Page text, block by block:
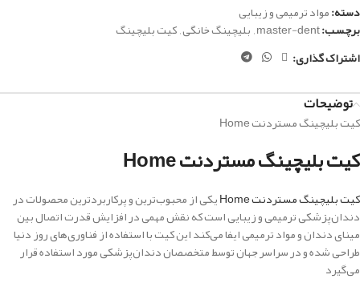
دسته:مواد ترمیمی و زیبایی
برچسب:master-dent
,بلیچینگ خانگی,کیت بلیچینگ
اشتراک گذاری:
توضیحات
کیت بلیچینگ مستردنت Home
کیت بلیچینگ مستردنت Home
کیت بلیچینگ مستردنت Home یکی از محبوب‌ترین و پرکاربردترین محصولات در
دندان‌پزشکی ترمیمی و زیبایی است که نقش مهمی در افزایش قدرت اتصال بین
مینای دندان و مواد ترمیمی ایفا می‌کند این کیت با استفاده از فناوری‌های روز دنیا
طراحی شده و در سراسر جهان توسط متخصصان دندان‌پزشکی مورد استفاده قرار
می‌گیرد